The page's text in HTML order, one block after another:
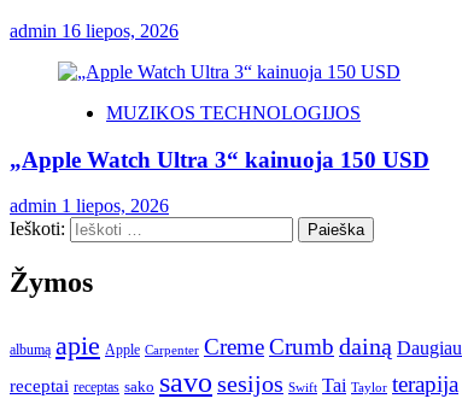
admin 16 liepos, 2026
MUZIKOS TECHNOLOGIJOS
„Apple Watch Ultra 3“ kainuoja 150 USD
admin 1 liepos, 2026
Ieškoti:
Žymos
albumą apie Apple Carpenter CremeCrumb dainą Daugiau
receptai receptas sako savo sesijos Swift Tai Taylor terapija